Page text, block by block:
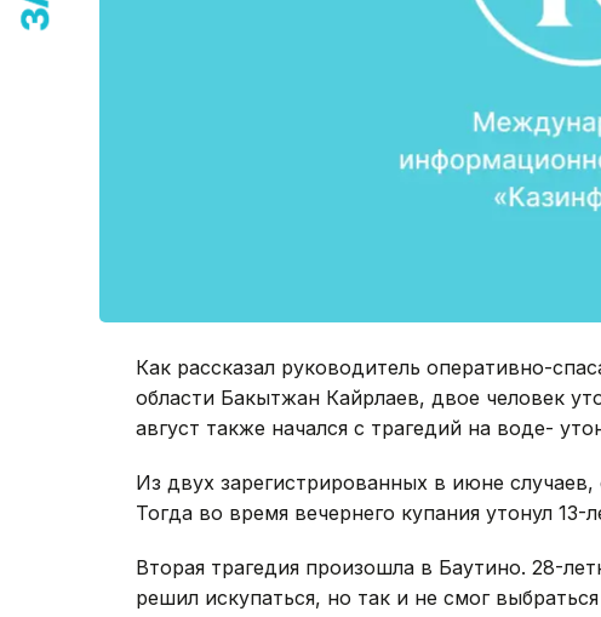
Как рассказал руководитель оперативно-
области Бакытжан Кайрлаев, двое человек
август также начался с трагедий на воде-
Из двух зарегистрированных в июне
Тогда во время вечернего купания утонул 13-
Вторая трагедия произошла в Баутино. 28-
решил искупаться, но так и не смог выбраться